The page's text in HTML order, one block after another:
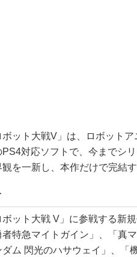
ット大戦V」は、ロボットア
対応ソフトで、今までシ
を一新し、本作だけで完結
ット大戦 V」に参戦する新
特急マイトガイン」、「真
ム 閃光のハサウェイ」、「